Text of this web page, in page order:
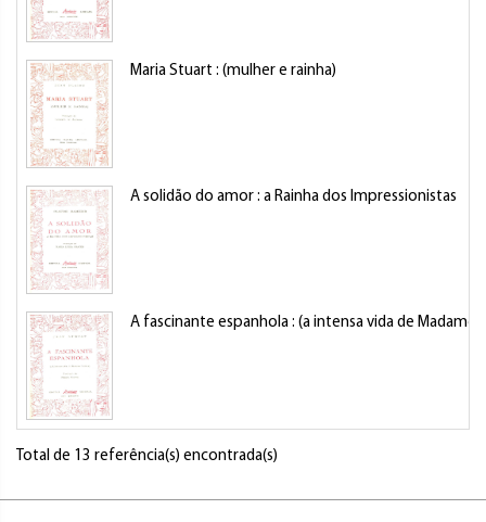
Maria Stuart : (mulher e rainha)
A solidão do amor : a Rainha dos Impressionistas
A fascinante espanhola : (a intensa vida de Madame
Total de 13 referência(s) encontrada(s)